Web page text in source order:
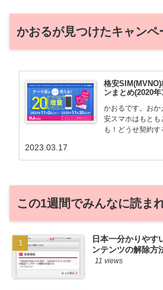
かおるが見つけたキャンペ
格安
ンまとめ(2020
かおるです。おか
安スマホはもと
も！どうせ契約す
る自身も、そう
2023.03.17
この1週間でみんなに読ま
日本一分かりやす
ンテンツの解除方
11 views